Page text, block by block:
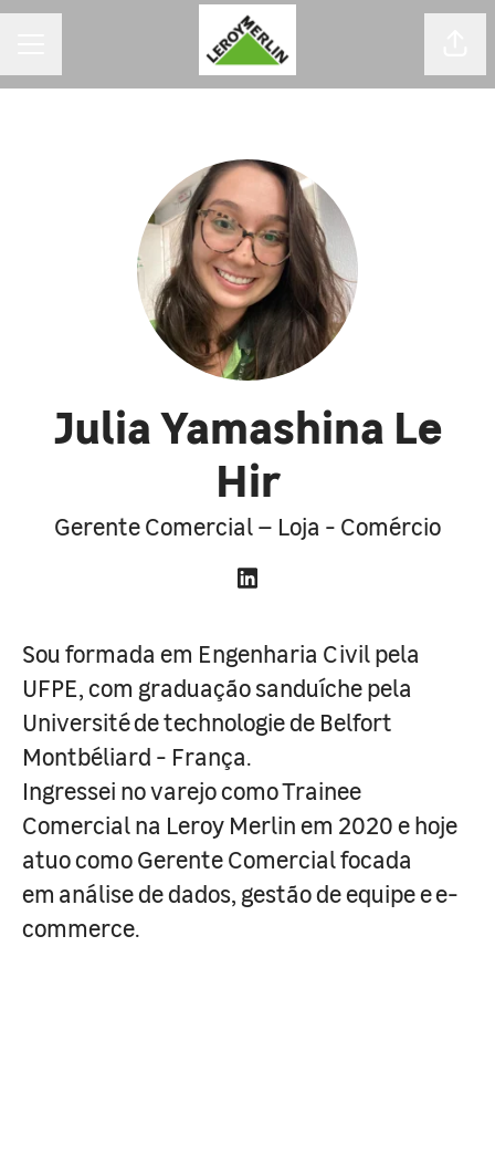
Julia Yamashina Le
Hir
Gerente Comercial – Loja - Comércio
Sou formada em Engenharia Civil pela
UFPE, com graduação sanduíche pela
Université de technologie de Belfort
Montbéliard - França.
Ingressei no varejo como Trainee
Comercial na Leroy Merlin em 2020 e hoje
atuo como Gerente Comercial focada
em análise de dados, gestão de equipe e e-
commerce.